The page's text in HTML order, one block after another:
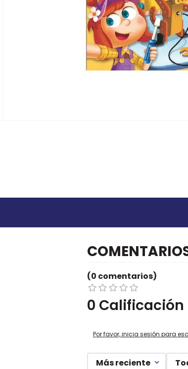
0
(0 comentarios)
Por favor, inicia sesión para
Más reciente